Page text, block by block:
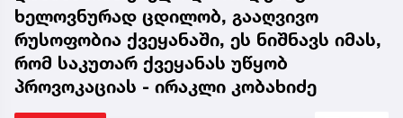
ხელოვნურად ცდილობ, გააღვივო
რუსოფობია ქვეყანაში, ეს ნიშნავს იმას,
რომ საკუთარ ქვეყანას უწყობ
პროვოკაციას - ირაკლი კობახიძე